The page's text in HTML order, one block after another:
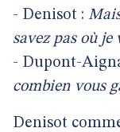
- Denisot :
savez pas où je
- Dupont-
combien vous
Denisot